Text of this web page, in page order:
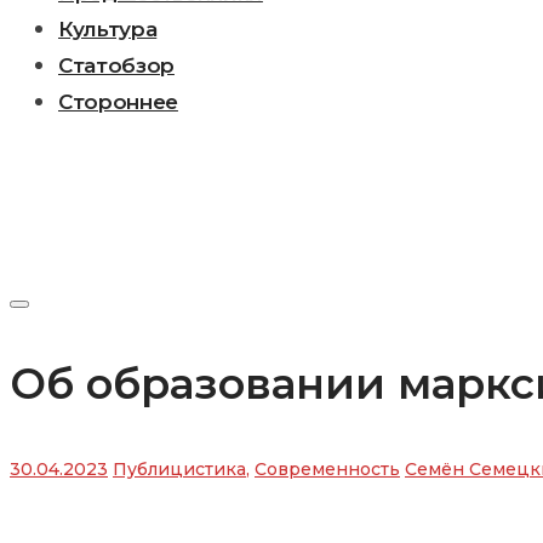
Культура
Статобзор
Стороннее
Об образовании
30.04.2023 Публицистика, Современность Семён